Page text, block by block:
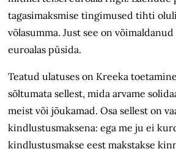
tagasimaksmise tingimused tihti
võlasumma. Just see on
euroalas püsida.
Teatud ulatuses on Kreeka
sõltumata sellest, mida arvame
meist või jõukamad. Osa sellest on
kindlustusmaksena: ega me ju ei
kindlustusmakse eest makstakse